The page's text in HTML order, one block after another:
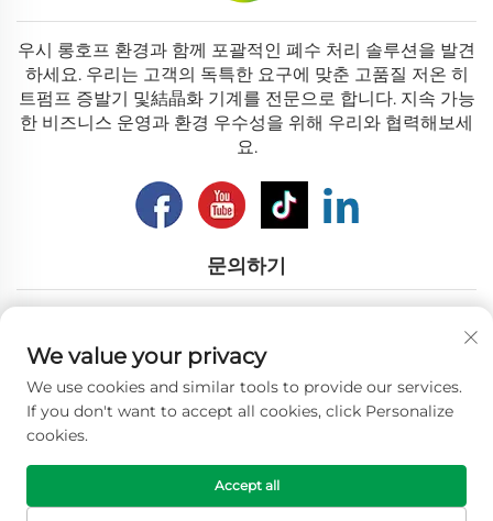
우시 롱호프 환경과 함께 포괄적인 폐수 처리 솔루션을 발견
하세요. 우리는 고객의 독특한 요구에 맞춘 고품질 저온 히
트펌프 증발기 및結晶화 기계를 전문으로 합니다. 지속 가능
한 비즈니스 운영과 환경 우수성을 위해 우리와 협력해보세
요.
문의하기
이메일:[email protected]
전화: +86-18018310578
저작권 © 2025 Wuxi Longhope Environmental co.ltd. 모든 권
리 보유. -개인정보 보호정책
We value your privacy
We use cookies and similar tools to provide our services.
If you don't want to accept all cookies, click Personalize
cookies.
Accept all